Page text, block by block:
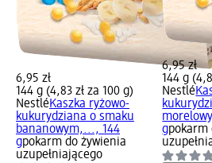
6,95 zł
144 g (4,83 zł za 100 g)
NestléKaszka ryżowo-
kukurydziana o smaku
bananowym,..., 144
gpokarm do żywienia
uzupełniającego
6,95 zł
144 g
Nestlé
gpokarm